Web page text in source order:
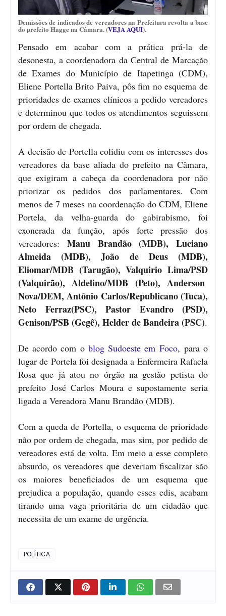
Demissões de indicados de vereadores na Prefeitura revolta a base
do prefeito Hagge na Câmara. (VEJA AQUI).
Pensado em acabar com a prática prá-la de
desonesta, a coordenadora da Central de Marcação
de Exames do Município de Itapetinga (CDM),
Eliene Portella Brito Paiva, pôs fim no esquema de
prioridades de exames clínicos a pedido vereadores
e determinou que todos os atendimentos seguissem
por ordem de chegada.
A decisão de Portella colidiu com os interesses dos
vereadores da base aliada do prefeito na Câmara,
que exigiram a cabeça da coordenadora por não
priorizar os pedidos dos parlamentares. Com
menos de 7 meses na coordenação do CDM, Eliene
Portela, da velha-guarda do gabirabismo, foi
exonerada da função, após forte pressão dos
vereadores: Manu Brandão (MDB), Luciano
Almeida (MDB), João de Deus (MDB),
Eliomar/MDB (Tarugão), Valquirio Lima/PSD
(Valquirão), Aldelino/MDB (Peto), Anderson
Nova/DEM, Antônio Carlos/Republicano (Tuca),
Neto Ferraz(PSC), Pastor Evandro (PSD),
Genison/PSB (Gegê), Helder de Bandeira (PSC).
De acordo com o blog Sudoeste em Foco, para o
lugar de Portela foi designada a Enfermeira Rafaela
Rosa que já atou no órgão na gestão petista do
prefeito José Carlos Moura e supostamente seria
ligada a Vereadora Manu Brandão (MDB).
Com a queda de Portella, o esquema de prioridade
não por ordem de chegada, mas sim, por pedido de
vereadores está de volta. Em meio a esse completo
absurdo, os vereadores que deveriam fiscalizar são
os maiores beneficiados de um esquema que
prejudica a população, quando esses edis, acabam
tirando uma vaga prioritária de um cidadão que
necessita de um exame de urgência.
POLÍTICA